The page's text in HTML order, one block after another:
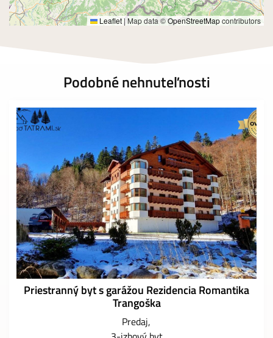
Leaflet |Map data ©OpenStreetMapcontributors
Podobné nehnuteľnosti
Priestranný byt s garážou Rezidencia Romantika
Trangoška
Predaj